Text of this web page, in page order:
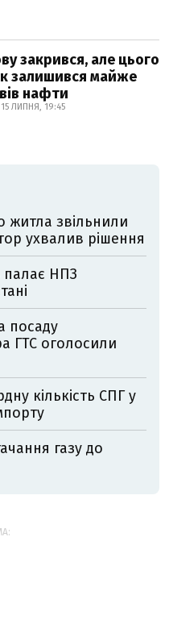
закрився, але цього
залишився майже
нафти
ЛИПНЯ, 19:45
житла звільнили
ухвалив рішення
палає НПЗ
посаду
ГТС оголосили
кількість СПГ у
газу до